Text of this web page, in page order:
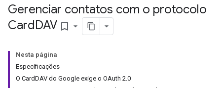
Gerenciar contatos com o protocolo
CardDAV bookmark_border
Nesta página
Especificações
O CardDAV do Google exige o OAuth 2.0